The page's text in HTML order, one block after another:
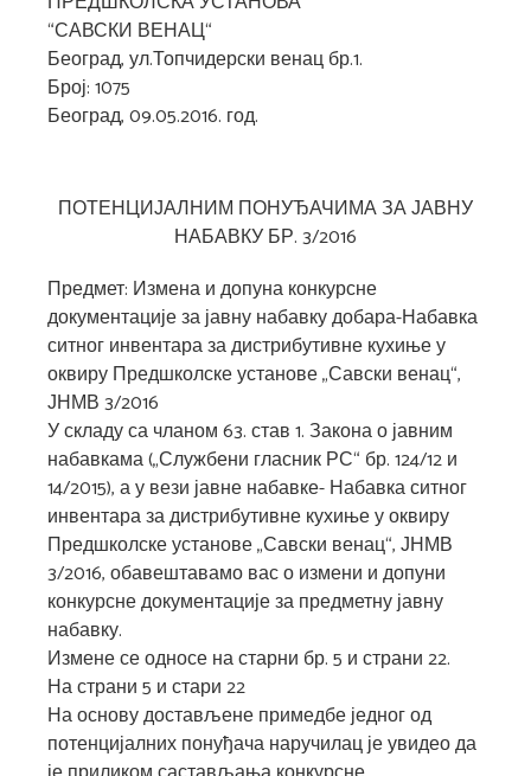
“САВСКИ ВЕНАЦ“
Београд, ул.Топчидерски венац бр.1.
Број: 1075
Београд, 09.05.2016. год.
ПОТЕНЦИЈАЛНИМ ПОНУЂАЧИМА ЗА ЈАВНУ
НАБАВКУ БР. 3/2016
Предмет: Измена и допуна конкурсне
документације за јавну набавку добара-Набавка
ситног инвентара за дистрибутивне кухиње у
оквиру Предшколске установе „Савски венац“,
ЈНМВ 3/2016
У складу са чланом 63. став 1. Закона о јавним
набавкама („Службени гласник РС“ бр. 124/12 и
14/2015), а у вези јавне набавке- Набавка ситног
инвентара за дистрибутивне кухиње у оквиру
Предшколске установе „Савски венац“, ЈНМВ
3/2016, обавештавамо вас о измени и допуни
конкурсне документације за предметну јавну
набавку.
Измене се односе на старни бр. 5 и страни 22.
На страни 5 и стари 22
На основу достављене примедбе једног од
потенцијалних понуђача наручилац је увидео да